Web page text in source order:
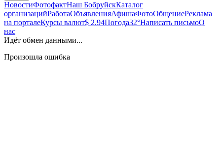
НовостиФотофактНаш БобруйскКаталог
организацийРаботаОбъявленияАфишаФотоОбщениеРеклама
на порталеКурсы валют$ 2.94Погода32°Написать письмоО
нас
Идёт обмен данными...
Произошла ошибка